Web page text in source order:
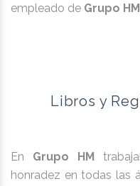
empleado de Grupo
Libros y
En Grupo HM
honradez en todas las